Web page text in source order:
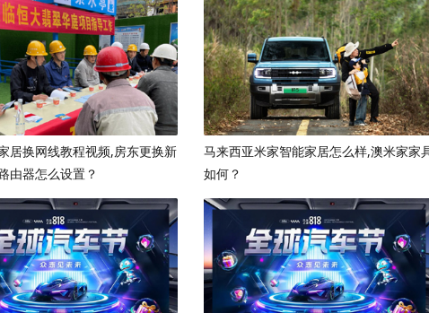
居换网线教程视频,房东更换新
由器怎么设置？
马来西亚米家智能家居怎么样,澳米家家
如何？